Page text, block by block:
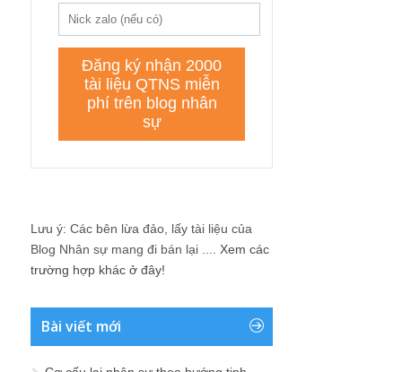
Lưu ý: Các bên lừa đảo, lấy tài liệu của
Blog Nhân sự mang đi bán lại .... Xem các
trường hợp khác ở đây!
Bài viết mới